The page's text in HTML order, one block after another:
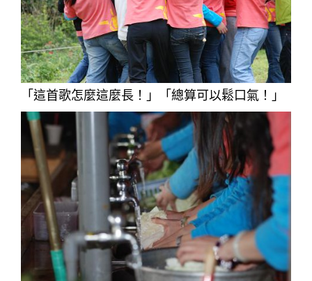
「這首歌怎麼這麼長！」「總算可以鬆口氣！」